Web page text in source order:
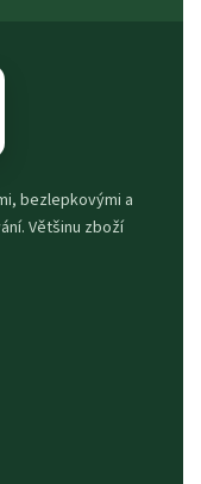
bezlepkovými a
Většinu zboží